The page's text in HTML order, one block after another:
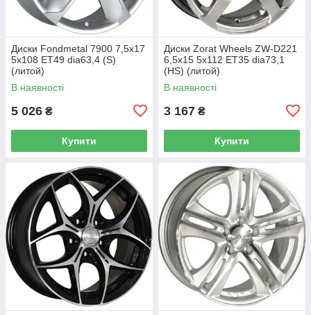
Диски Fondmetal 7900 7,5x17
5x108 ET49 dia63,4 (S)
(литой)
В наявності
5 026 ₴
Купити
Диски Zorat Wheels ZW-D221
6,5x15 5x112 ET35 dia73,1
(HS) (литой)
В наявності
3 167 ₴
Купити